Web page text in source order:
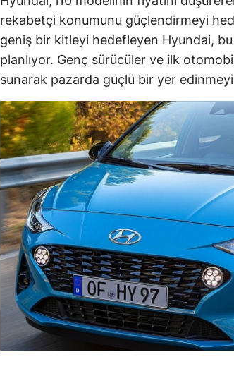
Yozgat
Zonguldak
Aksaray
Bayburt
Karaman
Kırıkkale
Batman
Şırnak
Bartın
Ardahan
Iğdır
Yalova
rekabetçi konumunu güçlendirmeyi
geniş bir kitleyi hedefleyen Hyundai, bu
planlıyor. Genç sürücüler ve ilk
sunarak pazarda güçlü bir yer edinmeyi